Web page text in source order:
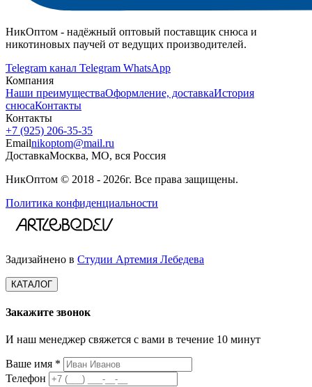
НикОптом - надёжный оптовый поставщик снюса и
никотиновых паучей от ведущих производителей.
Telegram канал Telegram WhatsApp
Компания
Наши преимуществаОформление, доставкаИстория
снюсаКонтакты
Контакты
+7 (925) 206‑35‑35
Emailnikoptom@mail.ru
ДоставкаМосква, МО, вся Россия
НикОптом © 2018 - 2026г. Все права защищены.
Политика конфиденциальности
Задизайнено в Студии Артемия Лебедева
КАТАЛОГ
Закажите звонок
И наш менеджер свяжется с вами в течение 10 минут
Ваше имя *
Телефон